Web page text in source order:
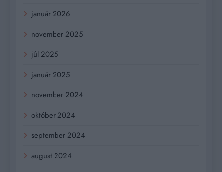
január 2026
november 2025
júl 2025
január 2025
november 2024
október 2024
september 2024
august 2024